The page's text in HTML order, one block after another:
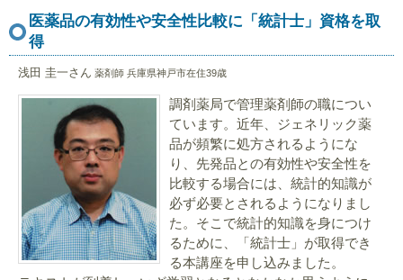
医薬品の有効性や安全性比較に「統計士」資格を取
得
浅田 圭一さん 薬剤師 兵庫県神戸市在住39歳
調剤薬局で管理薬剤師の職につい
ています。近年、ジェネリック薬
品が頻繁に処方されるようにな
り、先発品との有効性や安全性を
比較する場合には、統計的知識が
必ず必要とされるようになりまし
た。そこで統計的知識を身につけ
るために、「統計士」が取得でき
る本講座を申し込みました。